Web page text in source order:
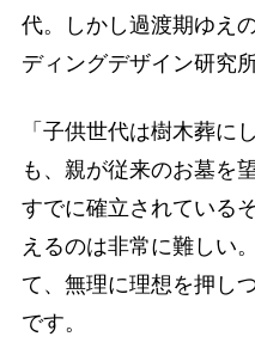
代。しかし過渡期ゆえ
ディングデザイン研究
「子供世代は樹木葬に
も、親が従来のお墓を
すでに確立されている
えるのは非常に難しい
て、無理に理想を押し
です。